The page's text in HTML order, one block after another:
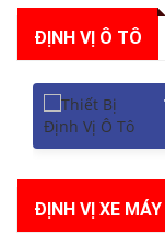
ĐỊNH VỊ Ô TÔ
ĐỊNH VỊ XE MÁY